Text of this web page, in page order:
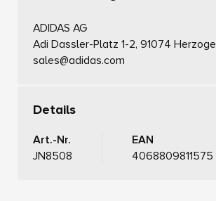
ADIDAS AG
Adi Dassler-Platz 1-2, 91074
sales@adidas.com
Details
Art.-Nr.
JN8508
EAN
4068809811575